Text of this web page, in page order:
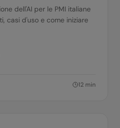
dell'AI per le PMI italiane
casi d'uso e come iniziare
12 min